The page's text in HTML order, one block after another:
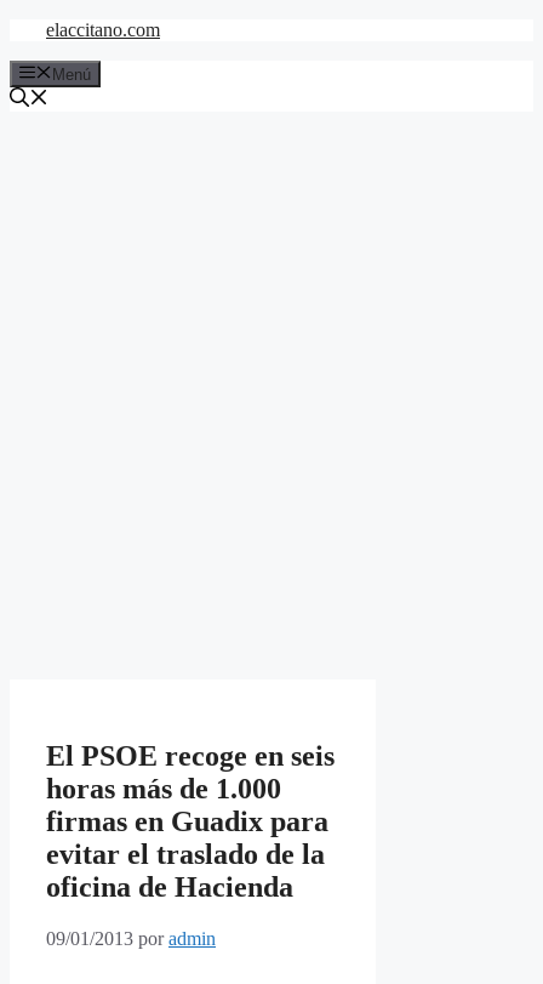
Saltar
contenido
elaccitano.com
Menú
El PSOE recoge en seis
horas más de 1.000
firmas en Guadix para
evitar el traslado de la
oficina de Hacienda
09/01/2013 poradmin